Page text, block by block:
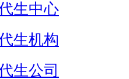
生中心
生机构
生公司